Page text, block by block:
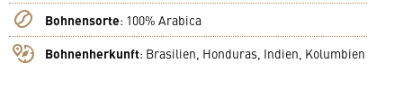
Bohnensorte: 100% Arabica
Bohnenherkunft: Brasilien, Honduras, Indien, Kolumbien